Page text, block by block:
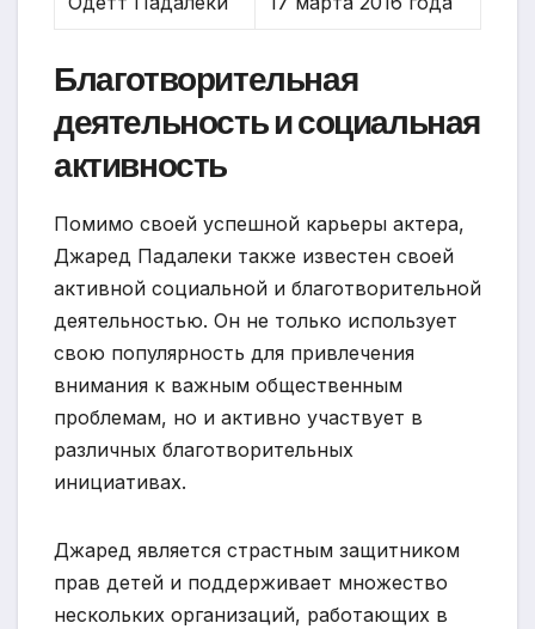
Благотворительная
деятельность и социальная
активность
Помимо своей успешной карьеры актера,
Джаред Падалеки также известен своей
активной социальной и благотворительной
деятельностью. Он не только использует
свою популярность для привлечения
внимания к важным общественным
проблемам, но и активно участвует в
различных благотворительных
инициативах.
Джаред является страстным защитником
прав детей и поддерживает множество
нескольких организаций, работающих в